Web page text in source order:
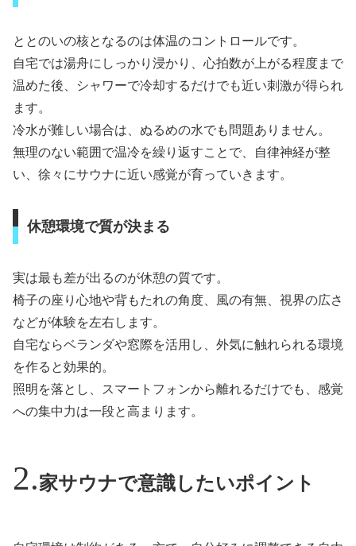
ととのいの核となるのは体温のコントロールです。
自宅では湯舟にしっかり浸かり、心拍数が上がる程度まで
温めた後、シャワーで冷却するだけでも近い刺激が得られ
ます。
冷水が難しい場合は、ぬるめの水でも問題ありません。
無理のない範囲で温冷を繰り返すことで、自律神経が整
い、徐々にサウナに近い感覚が育っていきます。
休憩環境で質が決まる
実は最も差が出るのが休憩の質です。
椅子の座り心地や背もたれの角度、風の有無、視界の広さ
などが体験を左右します。
自宅ならベランダや窓際を活用し、外気に触れられる環境
を作ると効果的。
照明を落とし、スマートフォンから離れるだけでも、感覚
への集中力は一段と高まります。
家サウナで意識したいポイント